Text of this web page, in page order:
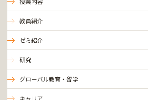
教員紹介
ゼミ紹介
研究
グローバル教育・留学
キャリア